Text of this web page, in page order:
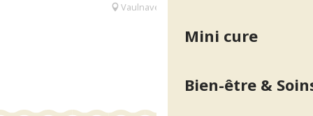
Mini cure
Bien-être &
Vaulnaveys-le-Haut